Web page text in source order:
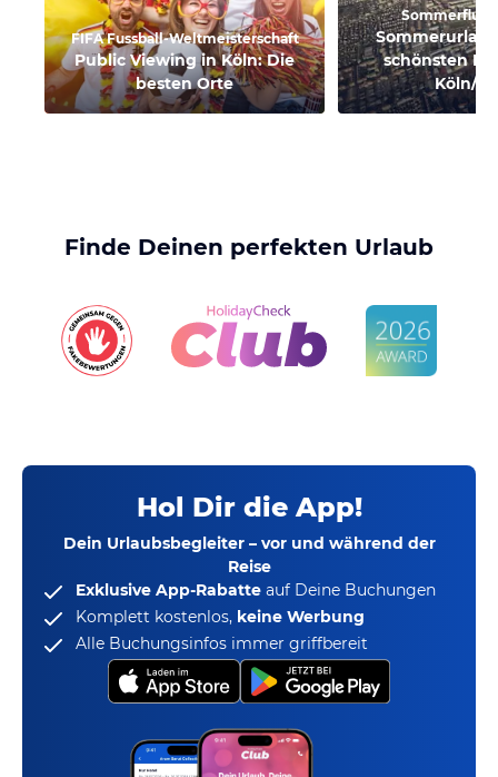
FIFA Fussball-Weltmeisterschaft
Public Viewing in Köln: Die
besten Orte
schönsten
Köln/
Finde Deinen perfekten Urlaub
Hol Dir die App!
Dein Urlaubsbegleiter – vor und während der
Reise
Exklusive App-Rabatte auf Deine Buchungen
Komplett kostenlos, keine Werbung
Alle Buchungsinfos immer griffbereit